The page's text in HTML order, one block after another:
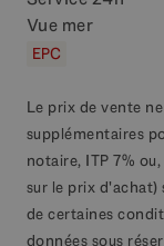
Vue mer
EPC
Le prix de vente
supplémentaires
notaire, ITP 7%
sur le prix d'achat)
de certaines
données sous